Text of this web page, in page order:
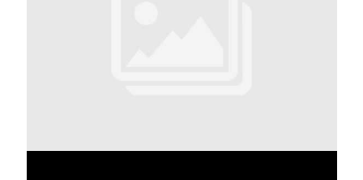
UMÓW SIĘ ZE MNĄ →